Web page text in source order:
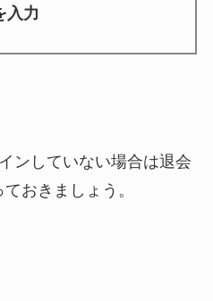
入力
ンしていない場合は退会
おきましょう。